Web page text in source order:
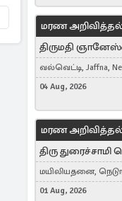
மரண
திருமதி
வல்வெட்டி, Jaffna,
United Kingdom
04 Aug, 2026
மரண
திரு துரைச்சாமி
மயிலியதனை,
கம்பர்மலை
01 Aug, 2026